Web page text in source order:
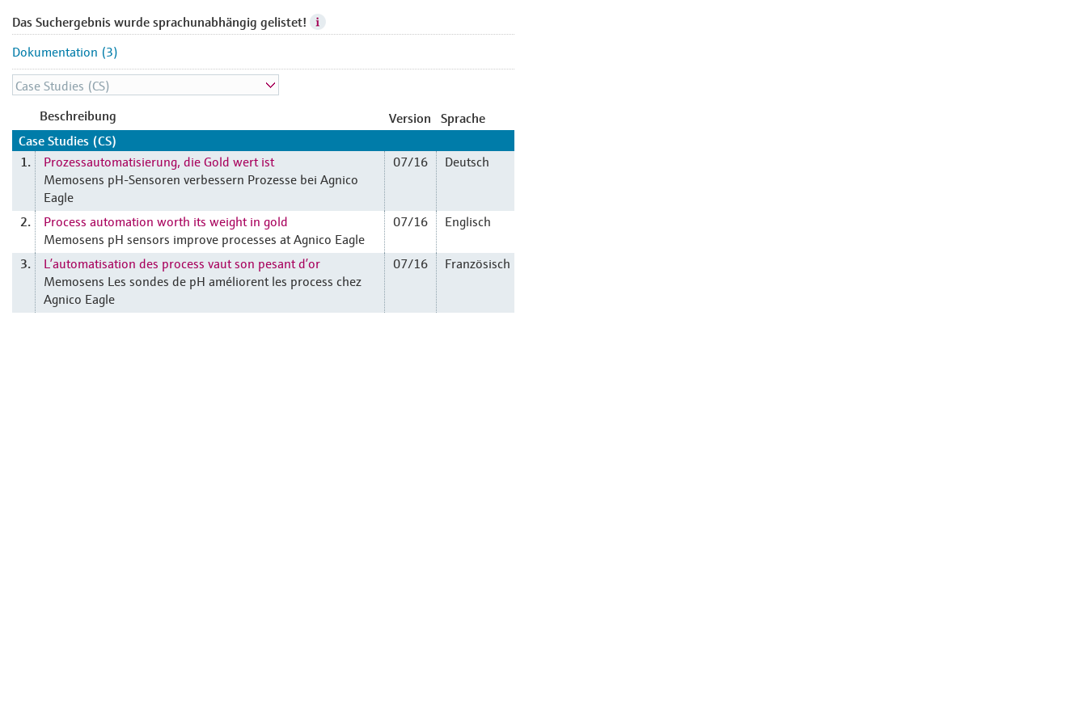
Das Suchergebnis wurde sprachunabhängig gelistet!
Dokumentation (3)
Beschreibung Version
Sprache
Case Studies (CS)
1.
Prozessautomatisierung, die Gold wert ist
Memosens pH-Sensoren verbessern Prozesse bei Agnico
Eagle
07/16 Deutsch
2.
Process automation worth its weight in gold
Memosens pH sensors improve processes at Agnico Eagle
07/16 Englisch
3.
L’automatisation des process vaut son pesant d’or
Memosens Les sondes de pH améliorent les process chez
Agnico Eagle
07/16 Französisch